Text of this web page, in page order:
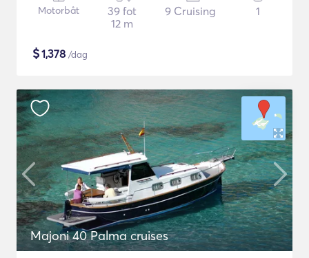
Motorbåt
39 fot
12 m
9 Cruising 1
$1,378 /dag
Majoni 40 Palma cruises